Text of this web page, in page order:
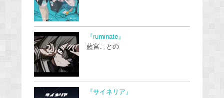
『ruminate』
藍宮ことの
『サイネリア』